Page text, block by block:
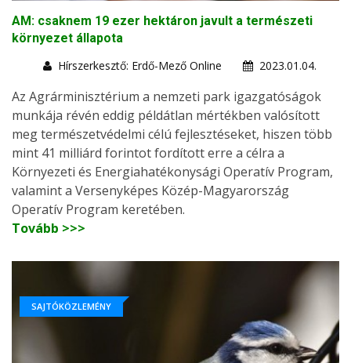
AM: csaknem 19 ezer hektáron javult a természeti
környezet állapota
Hírszerkesztő: Erdő-Mező Online
2023.01.04.
Az Agrárminisztérium a nemzeti park igazgatóságok
munkája révén eddig példátlan mértékben valósított
meg természetvédelmi célú fejlesztéseket, hiszen több
mint 41 milliárd forintot fordított erre a célra a
Környezeti és Energiahatékonysági Operatív Program,
valamint a Versenyképes Közép-Magyarország
Operatív Program keretében.
Tovább >>>
SAJTÓKÖZLEMÉNY